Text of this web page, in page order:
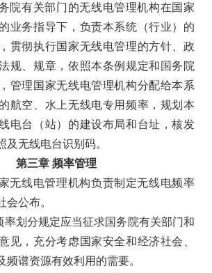
院有关部门的无线电管理机构在国家
业务指导下，负责本系统（行业）的
贯彻执行国家无线电管理的方针、政
规、规章，依照本条例规定和国务院
管理国家无线电管理机构分配给本系
航空、水上无线电专用频率，规划本
电台（站）的建设布局和台址，核发
及无线电台识别码。
第三章 频率管理
无线电管理机构负责制定无线电频率
会公布。
率划分规定应当征求国务院有关部门和
见，充分考虑国家安全和经济社会、
频谱资源有效利用的需要。